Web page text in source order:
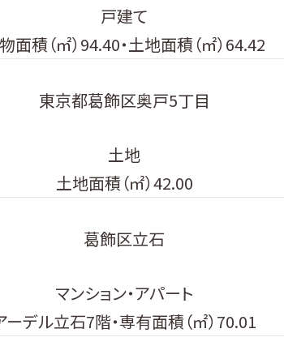
戸建て
面積（㎡）94.40・土地面積（㎡）64.42
東京都葛飾区奥戸5丁目
土地
土地面積（㎡）42.00
葛飾区立石
マンション・アパート
ーデル立石7階・専有面積（㎡）70.01